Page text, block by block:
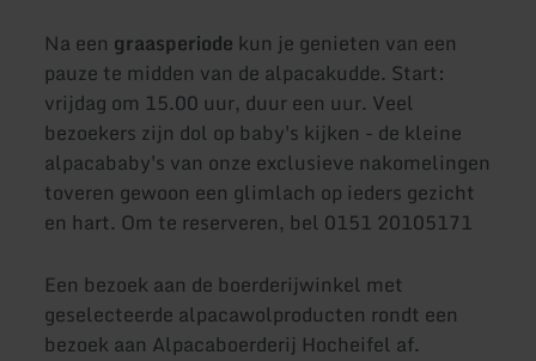
Na een graasperiode kun je genieten van een
pauze te midden van de alpacakudde. Start:
vrijdag om 15.00 uur, duur een uur. Veel
bezoekers zijn dol op baby's kijken - de kleine
alpacababy's van onze exclusieve nakomelingen
toveren gewoon een glimlach op ieders gezicht
en hart. Om te reserveren, bel 0151 20105171
Een bezoek aan de boerderijwinkel met
geselecteerde alpacawolproducten rondt een
bezoek aan Alpacaboerderij Hocheifel af.